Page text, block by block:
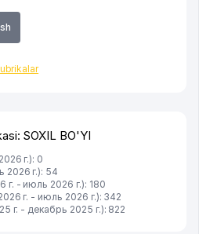
SOXIL BO'YI
г.): 0
2026 г.): 54
- июль 2026 г.): 180
г. - июль 2026 г.): 342
г. - декабрь 2025 г.): 822